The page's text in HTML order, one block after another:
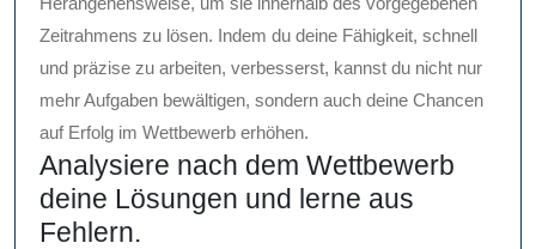
Zeitrahmens zu lösen. Indem du deine Fähigkeit, schnell
und präzise zu arbeiten, verbesserst, kannst du nicht nur
mehr Aufgaben bewältigen, sondern auch deine Chancen
auf Erfolg im Wettbewerb erhöhen.
Analysiere nach dem Wettbewerb
deine Lösungen und lerne aus
Fehlern.